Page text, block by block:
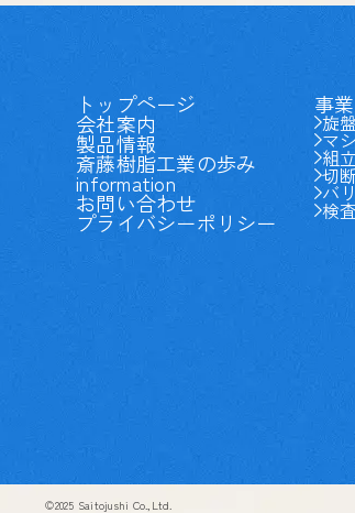
トップページ
会社案内
製品情報
斎藤樹脂工業の歩み
information
お問い合わせ
プライバシーポリシー
事
旋
マ
組
切
バ
検
©2025 Saitojushi Co.,Ltd.